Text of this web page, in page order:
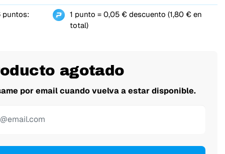
puntos:
1 punto = 0,05 € descuento (1,80 € en
total)
agotado
por email cuando vuelva a estar disponible.